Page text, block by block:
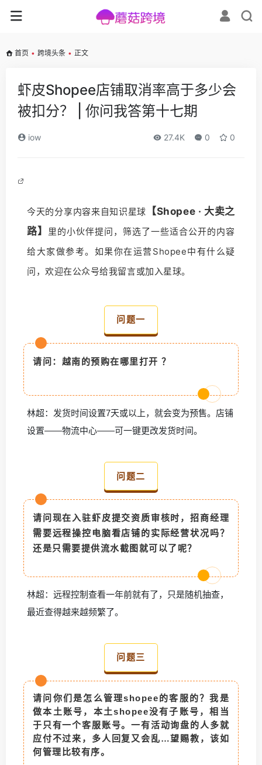
首页 • 跨境头条 • 正文
虾皮Shopee店铺取消率高于多少会
被扣分？ | 你问我答第十七期
iow 27.4K 0 0
今天的分享内容来自知识星球 【Shopee · 大卖之
路】 里的小伙伴提问， 筛选了一些适合公开的内容
给大家做参考。如果你在运营Shopee中有什么疑
问，欢迎在公众号给我留言或加入星球。
问题一
请问：越南的预购在哪里打开 ？
林超：发货时间设置7天或以上，就会变为预售。店铺
设置——物流中心——可一键更改发货时间。
问题二
请问现在入驻虾皮提交资质审核时，招商经理
需要远程操控电脑看店铺的实际经营状况吗？
还是只需要提供流水截图就可以了呢？
林超：远程控制查看一年前就有了，只是随机抽查，
最近查得越来越频繁了。
问题三
请问你们是怎么管理shopee的客服的？我是
做本土账号，本土shopee没有子账号，相当
于只有一个客服账号。一有活动询盘的人多就
应付不过来，多人回复又会乱…望赐教，该如
何管理比较有序。